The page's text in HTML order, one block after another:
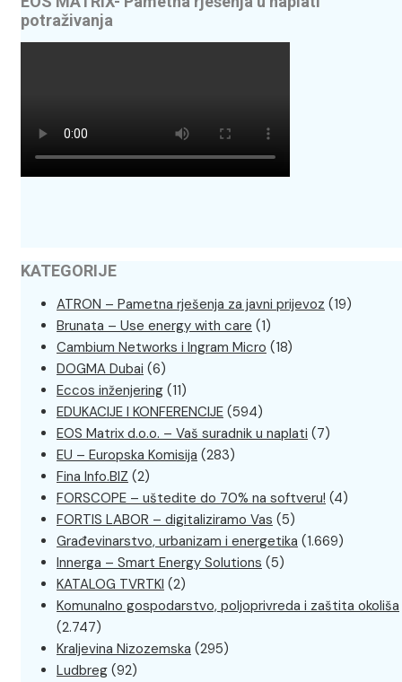
potraživanja
KATEGORIJE
ATRON – Pametna rješenja za javni prijevoz (19)
Brunata – Use energy with care (1)
Cambium Networks i Ingram Micro (18)
DOGMA Dubai (6)
Eccos inženjering (11)
EDUKACIJE I KONFERENCIJE (594)
EOS Matrix d.o.o. – Vaš suradnik u naplati (7)
EU – Europska Komisija (283)
Fina Info.BIZ (2)
FORSCOPE – uštedite do 70% na softveru! (4)
FORTIS LABOR – digitaliziramo Vas (5)
Građevinarstvo, urbanizam i energetika (1.669)
Innerga – Smart Energy Solutions (5)
KATALOG TVRTKI (2)
Komunalno gospodarstvo, poljoprivreda i zaštita okoliša
(2.747)
Kraljevina Nizozemska (295)
Ludbreg (92)